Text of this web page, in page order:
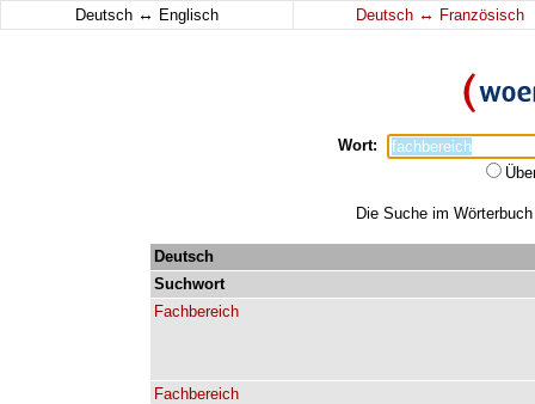
Deutsch ↔ Englisch Deutsch ↔ Französisch
Wort:
Die Suche im
Deutsch
Suchwort
Fachbereich
Fachbereich